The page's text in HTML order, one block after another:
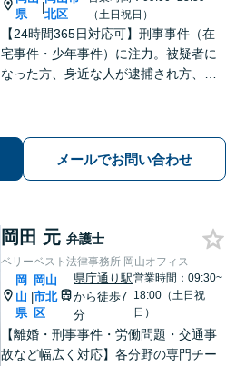
県
|
北区
（土日祝日）
【24時間365日対応可】刑事事件（在
宅事件・少年事件）に注力。被疑者に
なった方、身近な人が逮捕され方、す
メールでお問い合わせ
岡田 元 弁護士
ベリーベスト法律事務所 岡山オフィス
岡
山
県
|
岡山
市北
区
県庁通り駅
から徒歩7
分
営業時間：09:30~
18:00（土日祝
日）
【離婚・刑事事件・労働問題・交通事
故など幅広く対応】各分野の専門チー